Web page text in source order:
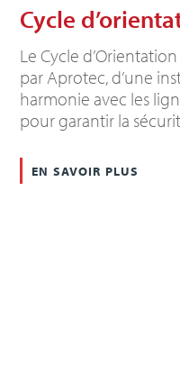
Cycle
Le Cycle
par Aprotec, d’une
harmonie avec les
pour garantir la
en savoir plus